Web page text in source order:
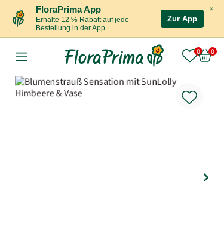
×
FloraPrima App
Erhalte 12 % Rabatt auf jede
Bestellung in der App
Zur App